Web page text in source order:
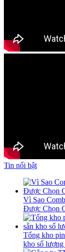
Tin nổi bật
Vì Sao
Được Chọn
Tổng kho
kho số lượng